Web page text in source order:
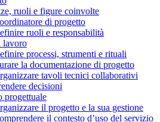
ruoli e figure coinvolte
di progetto
ruoli e responsabilità
lavoro
processi, strumenti e rituali
la documentazione di progetto
tavoli tecnici collaborativi
decisioni
progettuale
il progetto e la sua gestione
il contesto d’uso del servizio